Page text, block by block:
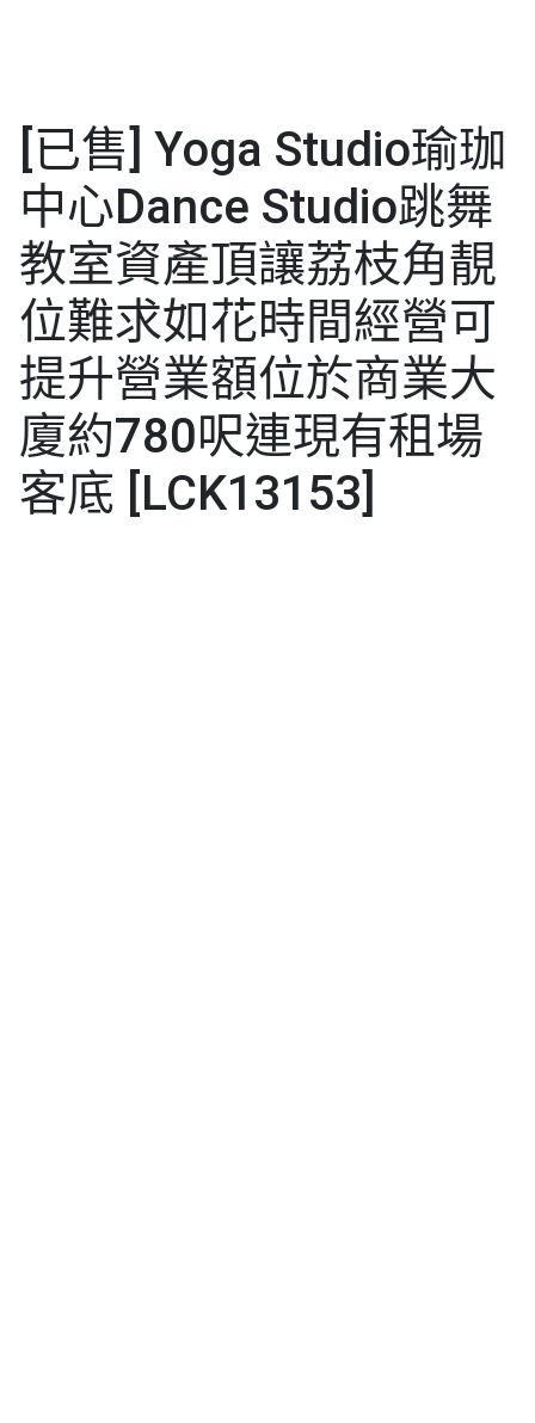
[已售] Yoga Studio瑜珈
中心Dance Studio跳舞
教室資產頂讓荔枝角靚
位難求如花時間經營可
提升營業額位於商業大
廈約780呎連現有租場
客底 [LCK13153]